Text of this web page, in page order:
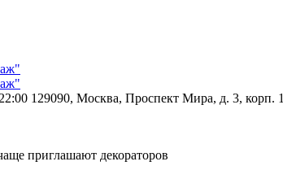
129090, Москва, Проспект Мира, д. 3, корп. 1
приглашают декораторов